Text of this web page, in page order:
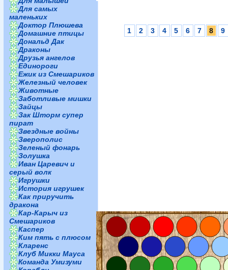
Для самых
маленьких
Доктор Плюшева
Домашние птицы
Дональд Дак
Драконы
Друзья ангелов
Единороги
Ежик из Смешариков
Железный человек
Животные
Заботливые мишки
Зайцы
Зак Шторм супер
пират
Звездные войны
Зверополис
Зеленый фонарь
Золушка
Иван Царевич и
серый волк
Игрушки
История игрушек
Как приручить
дракона
Кар-Карыч из
Смешариков
Каспер
Ким пять с плюсом
Кларенс
Клуб Микки Мауса
Команда Умизуми
1 2 3 4 5 6 7 8 9